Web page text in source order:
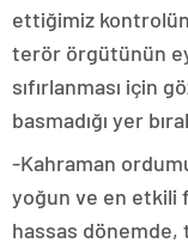
ettiğimiz
terör örgütünün
sıfırlanması için
basmadığı yer
-Kahraman
yoğun ve en etkili
hassas